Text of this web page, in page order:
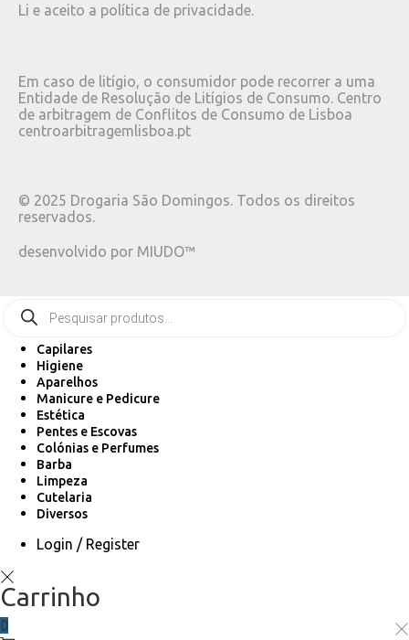
Li e aceito a política de privacidade.
Em caso de litígio, o consumidor pode recorrer a uma
Entidade de Resolução de Litígios de Consumo. Centro
de arbitragem de Conflitos de Consumo de Lisboa
centroarbitragemlisboa.pt
© 2025 Drogaria São Domingos. Todos os direitos
reservados.
desenvolvido por MIUDO™
Capilares
Higiene
Aparelhos
Manicure e Pedicure
Estética
Pentes e Escovas
Colónias e Perfumes
Barba
Limpeza
Cutelaria
Diversos
Login / Register
Carrinho
0